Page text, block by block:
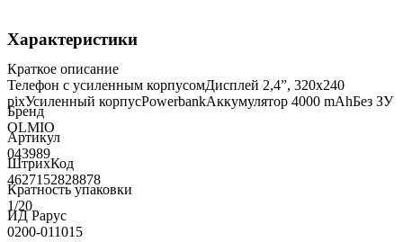
Характеристики
Краткое описание
Телефон с усиленным корпусомДисплей 2,4”, 320x240
pixУсиленный корпусPowerbankАккумулятор 4000 mAhБез ЗУ
Бренд
OLMIO
Артикул
043989
ШтрихКод
4627152828878
Кратность упаковки
1/20
ИД Рарус
0200-011015